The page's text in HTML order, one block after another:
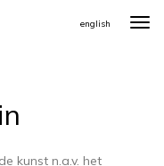
english
kunst n.a.v. het